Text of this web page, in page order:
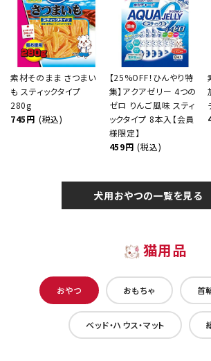
素材そのまま さつまい
も スティックタイプ
280g
745円 (税込)
【25%OFF！ひんやり特
集】アクアゼリー 4つの
ゼロ りんご風味 スティ
ックタイプ 8本入【会員
様限定】
459円 (税込)
犬用おやつの一覧を見る
猫用品
おやつ おもちゃ 首
ベッド・ハウス・マット